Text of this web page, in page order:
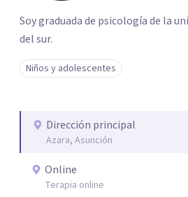
Soy graduada de psicología de la
del sur.
Niños y adolescentes
Dirección principal
Azara, Asunción
Online
Terapia online